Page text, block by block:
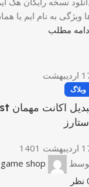
ویژگی به نام ایم یا
مطلب
اردیبهشت
وبلاگ
1401
game shop
نظر